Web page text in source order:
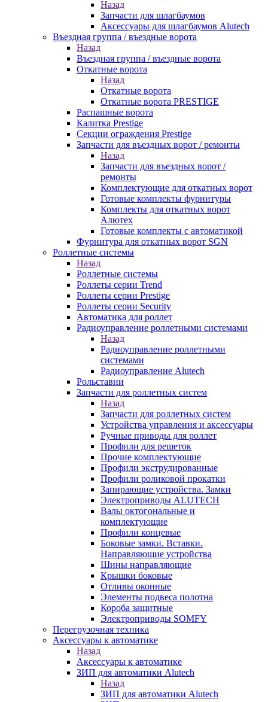
Назад
Запчасти для шлагбаумов
Аксессуары для шлагбаумов Alutech
Въездная группа / въездные ворота
Назад
Въездная группа / въездные ворота
Откатные ворота
Назад
Откатные ворота
Откатные ворота PRESTIGE
Распашные ворота
Калитка Prestige
Секции ограждения Prestige
Запчасти для въездных ворот / ремонты
Назад
Запчасти для въездных ворот /
ремонты
Комплектующие для откатных ворот
Готовые комплекты фурнитуры
Комплекты для откатных ворот
Алютех
Готовые комплекты с автоматикой
Фурнитура для откатных ворот SGN
Роллетные системы
Назад
Роллетные системы
Роллеты серии Trend
Роллеты серии Prestige
Роллеты серии Security
Автоматика для роллет
Радиоуправление роллетными системами
Назад
Радиоуправление роллетными
системами
Радиоуправление Alutech
Рольставни
Запчасти для роллетных систем
Назад
Запчасти для роллетных систем
Устройства управления и аксессуары
Ручные приводы для роллет
Профили для решеток
Прочие комплектующие
Профили экструдированные
Профили роликовой прокатки
Запирающие устройства. Замки
Электроприводы ALUTECH
Валы октогональные и
комплектующие
Профили концевые
Боковые замки. Вставки.
Направляющие устройства
Шины направляющие
Крышки боковые
Отливы оконные
Элементы подвеса полотна
Короба защитные
Электроприводы SOMFY
Перегрузочная техника
Аксессуары к автоматике
Назад
Аксессуары к автоматике
ЗИП для автоматики Alutech
Назад
ЗИП для автоматики Alutech